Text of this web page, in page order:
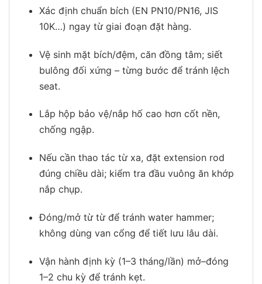
Xác định chuẩn bích (EN PN10/PN16, JIS
10K…) ngay từ giai đoạn đặt hàng.
Vệ sinh mặt bích/đệm, căn đồng tâm; siết
bulông đối xứng – từng bước để tránh lệch
seat.
Lắp hộp bảo vệ/nắp hố cao hơn cốt nền,
chống ngập.
Nếu cần thao tác từ xa, đặt extension rod
đúng chiều dài; kiểm tra đầu vuông ăn khớp
nắp chụp.
Đóng/mở từ từ để tránh water hammer;
không dùng van cổng để tiết lưu lâu dài.
Vận hành định kỳ (1–3 tháng/lần) mở–đóng
1–2 chu kỳ để tránh kẹt.